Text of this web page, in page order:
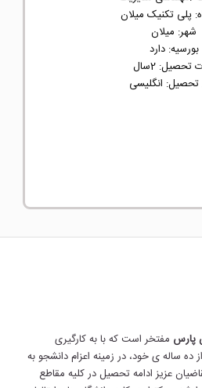
پلی تکنیک میلان
شهر: میلان
بورسیه: دارد
2سال
تحصیل: انگلیسی
پارس مفتخر است که با به کارگیری
ساله ی خود، در زمینه اعزام دانشجو به
عزیز ادامه تحصیل در کلیه مقاطع